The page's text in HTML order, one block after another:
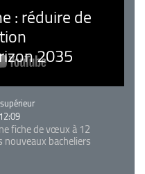
: réduire de
2035
fiche de vœux à 12
nouveaux bacheliers